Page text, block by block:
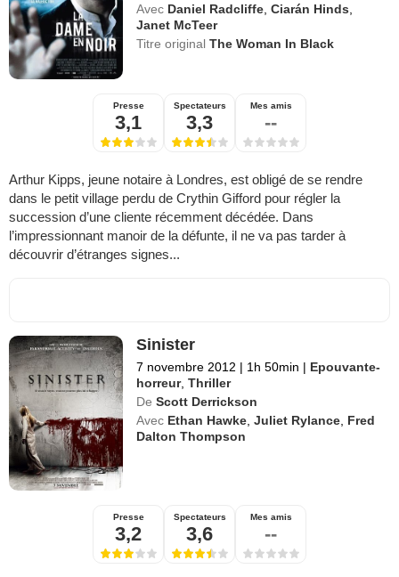
Avec Daniel Radcliffe ,Ciarán Hinds
Janet McTeer
Titre originalThe Woman In Black
Presse
3,1
Spectateurs
3,3
Mes amis
--
Arthur Kipps, jeune notaire à Londres, est obligé de se rendre
dans le petit village perdu de Crythin Gifford pour régler la
succession d’une cliente récemment décédée. Dans
l’impressionnant manoir de la défunte, il ne va pas tarder à
découvrir d’étranges signes...
Sinister
7 novembre 2012 | 1h 50min | Epouvante-
horreur,Thriller
De Scott Derrickson
Avec Ethan Hawke ,Juliet Rylance Fred
Dalton Thompson
Presse
3,2
Spectateurs
3,6
Mes amis
--